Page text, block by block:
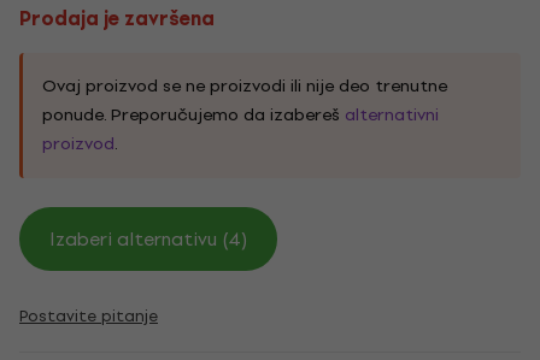
Prodaja je završena
Ovaj proizvod se ne proizvodi ili nije deo trenutne
ponude. Preporučujemo da izabereš alternativni
proizvod.
Izaberi alternativu (4)
Postavite pitanje